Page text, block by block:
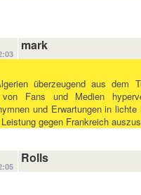
mark
überzeugend aus dem
von Fans und Medien
und Erwartungen in lichte
gegen Frankreich
Rolls